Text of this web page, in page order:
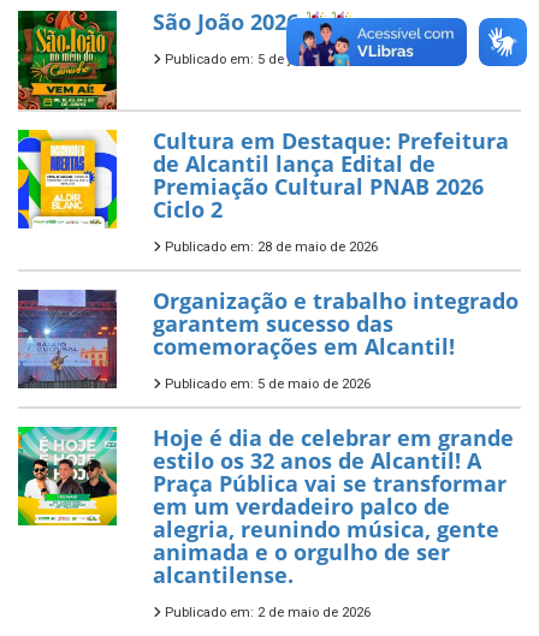
São João 2026
Publicado em: 5 de junho de 2026
Cultura em Destaque: Prefeitura
de Alcantil lança Edital de
Premiação Cultural PNAB 2026
Ciclo 2
Publicado em: 28 de maio de 2026
Organização e trabalho integrado
garantem sucesso das
comemorações em Alcantil!
Publicado em: 5 de maio de 2026
Hoje é dia de celebrar em grande
estilo os 32 anos de Alcantil! A
Praça Pública vai se transformar
em um verdadeiro palco de
alegria, reunindo música, gente
animada e o orgulho de ser
alcantilense.
Publicado em: 2 de maio de 2026